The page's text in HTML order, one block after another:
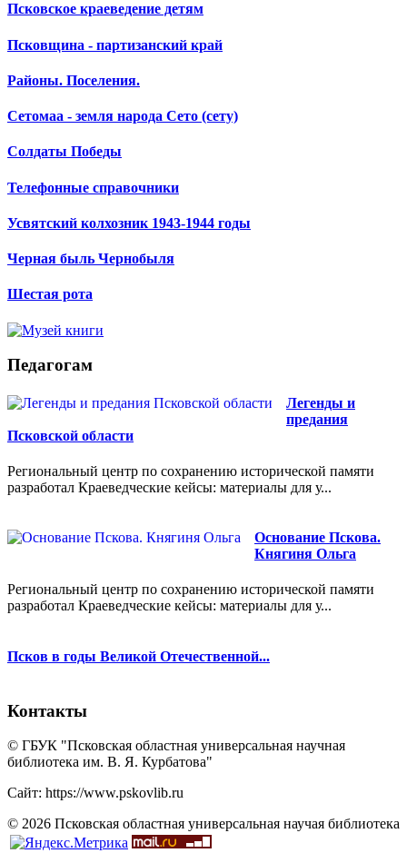
Псковское краеведение детям
Псковщина - партизанский край
Районы. Поселения.
Сетомаа - земля народа Сето (сету)
Солдаты Победы
Телефонные справочники
Усвятский колхозник 1943-1944 годы
Черная быль Чернобыля
Шестая рота
Педагогам
Легенды и
предания
Псковской области
Региональный центр по сохранению исторической памяти
разработал Краеведческие кейсы: материалы для у...
Основание Пскова.
Княгиня Ольга
Региональный центр по сохранению исторической памяти
разработал Краеведческие кейсы: материалы для у...
Псков в годы Великой Отечественной...
Контакты
© ГБУК "Псковская областная универсальная научная
библиотека им. В. Я. Курбатова"
Сайт: https://www.pskovlib.ru
© 2026 Псковская областная универсальная научая библиотека